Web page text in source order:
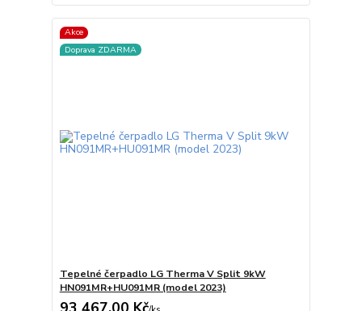
Akce
Doprava ZDARMA
Tepelné čerpadlo LG Therma V Split 9kW
HN091MR+HU091MR (model 2023)